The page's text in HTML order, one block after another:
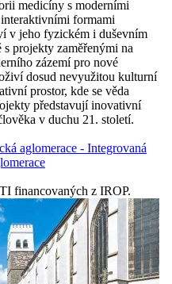
medicíny s moderními
formami
v jeho fyzickém i duševním
projekty zaměřenými na
zázemí pro nové
dosud nevyužitou kulturní
prostor, kde se věda
představují inovativní
v duchu 21. století.
aglomerace - Integrovaná
financovaných z IROP.